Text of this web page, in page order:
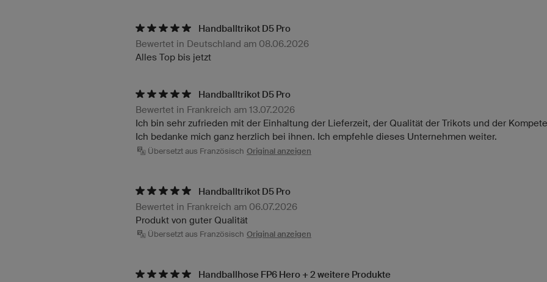
Handballtrikot D5 Pro
Bewertet in Deutschland am 08.06.2026
Alles Top bis jetzt
Handballtrikot D5 Pro
Bewertet in Frankreich am 13.07.2026
Ich bin sehr zufrieden mit der Einhaltung der Lieferzeit, der Qualität der Trikots und der
Ich bedanke mich ganz herzlich bei ihnen. Ich empfehle dieses Unternehmen weiter.
Übersetzt aus Französisch Original anzeigen
Handballtrikot D5 Pro
Bewertet in Frankreich am 06.07.2026
Produkt von guter Qualität
Übersetzt aus Französisch Original anzeigen
Handballhose FP6 Hero + 2 weitere Produkte